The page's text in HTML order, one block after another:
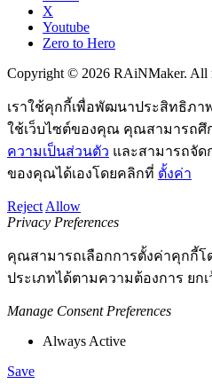
X
Youtube
Zero to Hero
Copyright © 2026 RAiNMaker. All
เราใช้คุกกี้เพื่อพัฒนาประสิทธิภ
ใช้เว็บไซต์ของคุณ คุณสามารถศึ
ความเป็นส่วนตัว และสามารถจัด
ของคุณได้เองโดยคลิกที่ ตั้งค่า
Reject Allow
Privacy Preferences
คุณสามารถเลือกการตั้งค่าคุกกี้โ
ประเภทได้ตามความต้องการ ยก
Manage Consent Preferences
Always Active
Save